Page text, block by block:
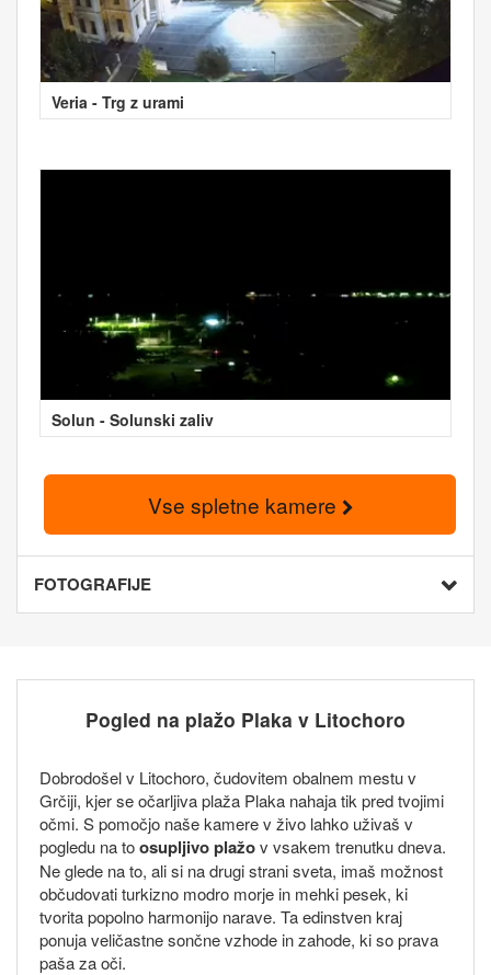
Veria - Trg z urami
Solun - Solunski zaliv
Vse spletne kamere
FOTOGRAFIJE
Pogled na plažo Plaka v Litochoro
Dobrodošel v Litochoro, čudovitem obalnem mestu v
Grčiji, kjer se očarljiva plaža Plaka nahaja tik pred tvojimi
očmi. S pomočjo naše kamere v živo lahko uživaš v
pogledu na toosupljivo plažov vsakem trenutku dneva.
Ne glede na to, ali si na drugi strani sveta, imaš možnost
občudovati turkizno modro morje in mehki pesek, ki
tvorita popolno harmonijo narave. Ta edinstven kraj
ponuja veličastne sončne vzhode in zahode, ki so prava
paša za oči.